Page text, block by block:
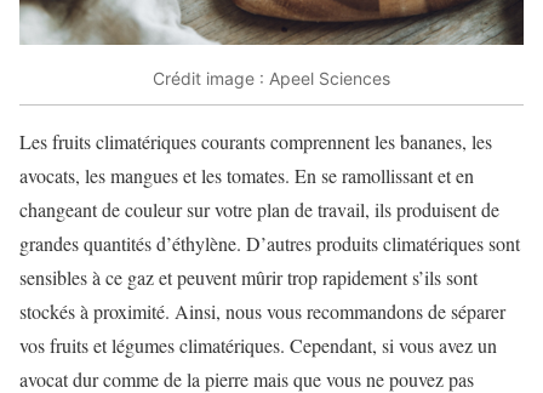
Crédit image : Apeel Sciences
Les fruits climatériques courants comprennent les bananes, les
avocats, les mangues et les tomates. En se ramollissant et en
changeant de couleur sur votre plan de travail, ils produisent de
grandes quantités d’éthylène. D’autres produits climatériques sont
sensibles à ce gaz et peuvent mûrir trop rapidement s’ils sont
stockés à proximité. Ainsi, nous vous recommandons de séparer
vos fruits et légumes climatériques. Cependant, si vous avez un
avocat dur comme de la pierre mais que vous ne pouvez pas